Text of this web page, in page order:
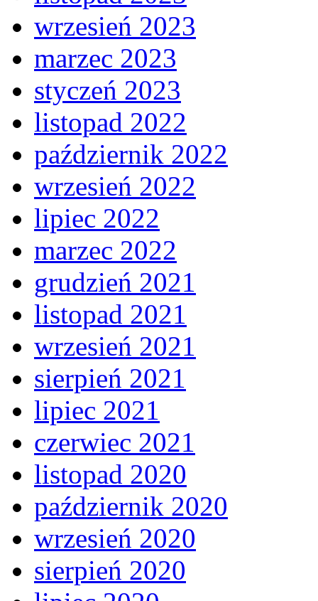
wrzesień 2023
marzec 2023
styczeń 2023
listopad 2022
październik 2022
wrzesień 2022
lipiec 2022
marzec 2022
grudzień 2021
listopad 2021
wrzesień 2021
sierpień 2021
lipiec 2021
czerwiec 2021
listopad 2020
październik 2020
wrzesień 2020
sierpień 2020